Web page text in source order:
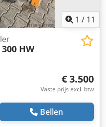
1 / 11
HW
€ 3.500
Vaste prijs excl. btw
Bellen